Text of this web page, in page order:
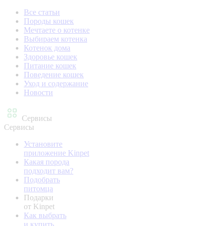
Все статьи
Породы кошек
Мечтаете о котенке
Выбираем котенка
Котенок дома
Здоровье кошек
Питание кошек
Поведение кошек
Уход и содержание
Новости
Сервисы
Сервисы
Установите
приложение Kinpet
Какая порода
подходит вам?
Подобрать
питомца
Подарки
от Kinpet
Как выбрать
и купить